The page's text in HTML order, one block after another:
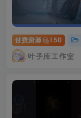
付费资源 150
叶子库工作室